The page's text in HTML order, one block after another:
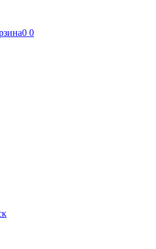
0 0